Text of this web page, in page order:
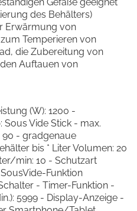
Gefäße geeignet
des Behälters)
Erwärmung von
Temperieren von
die Zubereitung von
Auftauen von
(W): 1200 -
Vide Stick - max.
90 - gradgenaue
bis * Liter Volumen: 20
min: 10 - Schutzart
Funktion
- Timer-Funktion -
5999 - Display-Anzeige -